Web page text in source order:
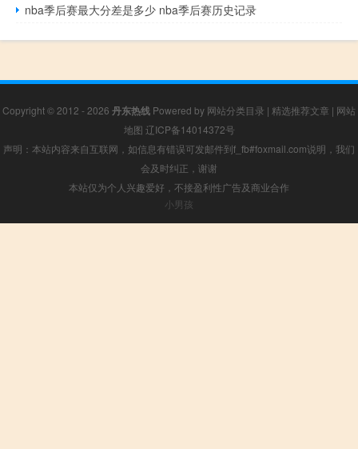
nba季后赛最大分差是多少 nba季后赛历史记录
Copyright © 2012 - 2026 丹东热线 Powered by 网站分类目录 | 精选推荐文章 | 网站
地图 辽ICP备14014372号
声明：本站内容来自互联网，如信息有错误可发邮件到f_fb#foxmail.com说明，我们
会及时纠正，谢谢
本站仅为个人兴趣爱好，不接盈利性广告及商业合作
小男孩